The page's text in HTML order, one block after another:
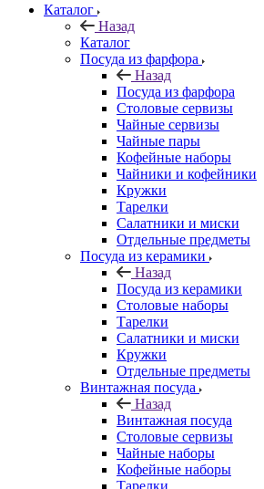
Каталог
Назад
Каталог
Посуда из фарфора
Назад
Посуда из фарфора
Столовые сервизы
Чайные сервизы
Чайные пары
Кофейные наборы
Чайники и кофейники
Кружки
Тарелки
Салатники и миски
Отдельные предметы
Посуда из керамики
Назад
Посуда из керамики
Столовые наборы
Тарелки
Салатники и миски
Кружки
Отдельные предметы
Винтажная посуда
Назад
Винтажная посуда
Столовые сервизы
Чайные наборы
Кофейные наборы
Тарелки